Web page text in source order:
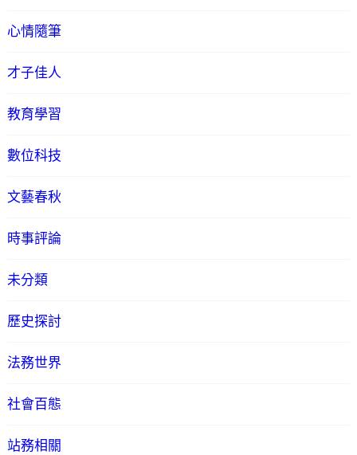
心情隨筆
才子佳人
教育學習
數位科技
文藝春秋
時事評論
未分類
歷史探討
法務世界
社會百態
站務相關